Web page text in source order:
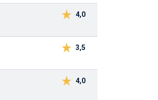
4,0
3,5
4,0